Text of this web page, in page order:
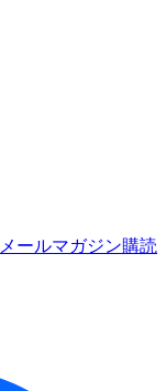
メールマガジン購読